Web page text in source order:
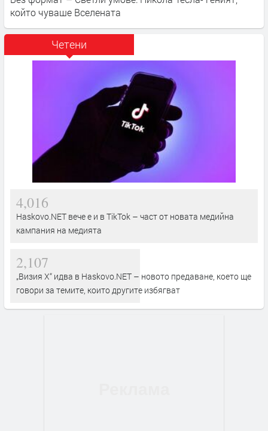
който чуваше Вселената
Четени
4,016
Haskovo.NET вече е и в TikTok – част от новата медийна
кампания на медията
2,107
„Визия Х“ идва в Haskovo.NET – новото предаване, което ще
говори за темите, които другите избягват